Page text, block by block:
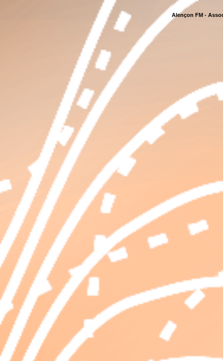
Alençon FM -